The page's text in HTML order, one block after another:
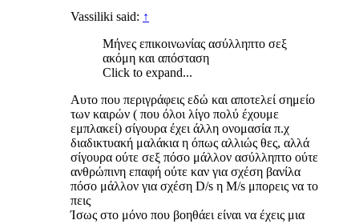
Vassiliki said: ↑
Μήνες επικοινωνίας ασύλληπτο σεξ
ακόμη και απόσταση
Click to expand...
Αυτο που περιγράφεις εδώ και αποτελεί σημείο
των καιρών ( που όλοι λίγο πολύ έχουμε
εμπλακεί) σίγουρα έχει άλλη ονομασία π.χ
διαδικτυακή μαλάκια η όπως αλλιώς θες, αλλά
σίγουρα ούτε σεξ πόσο μάλλον ασύλληπτο ούτε
ανθρώπινη επαφή ούτε καν για σχέση βανίλα
πόσο μάλλον για σχέση D/s η M/s μπορεις να το
πεις
Ίσως στο μόνο που βοηθάει είναι να έχεις μια